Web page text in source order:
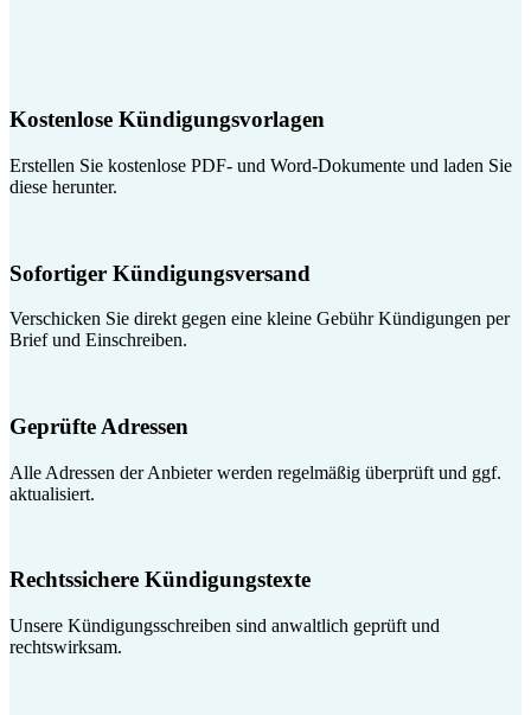
Kostenlose Kündigungsvorlagen
Erstellen Sie kostenlose PDF- und Word-Dokumente und laden Sie
diese herunter.
Sofortiger Kündigungsversand
Verschicken Sie direkt gegen eine kleine Gebühr Kündigungen per
Brief und Einschreiben.
Geprüfte Adressen
Alle Adressen der Anbieter werden regelmäßig überprüft und ggf.
aktualisiert.
Rechtssichere Kündigungstexte
Unsere Kündigungsschreiben sind anwaltlich geprüft und
rechtswirksam.